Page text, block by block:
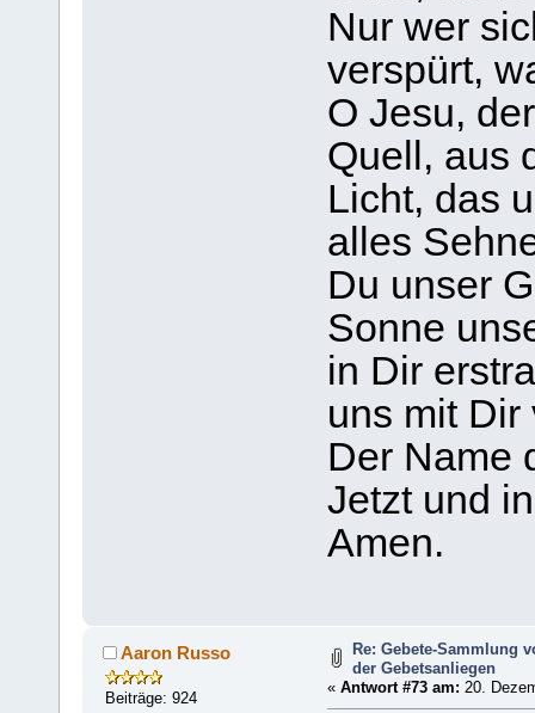
Nur wer
verspürt,
O Jesu,
Quell, aus
Licht, das
alles
Du unser
Sonne
in Dir
uns mit Dir
Der Name
Jetzt und
Amen.
Aaron Russo
Beiträge: 924
Re: Gebete-Sammlung
der Gebetsanliegen
« Antwort #73 am: 20.